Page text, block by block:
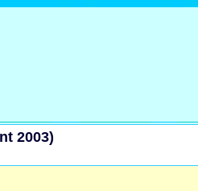
2003)